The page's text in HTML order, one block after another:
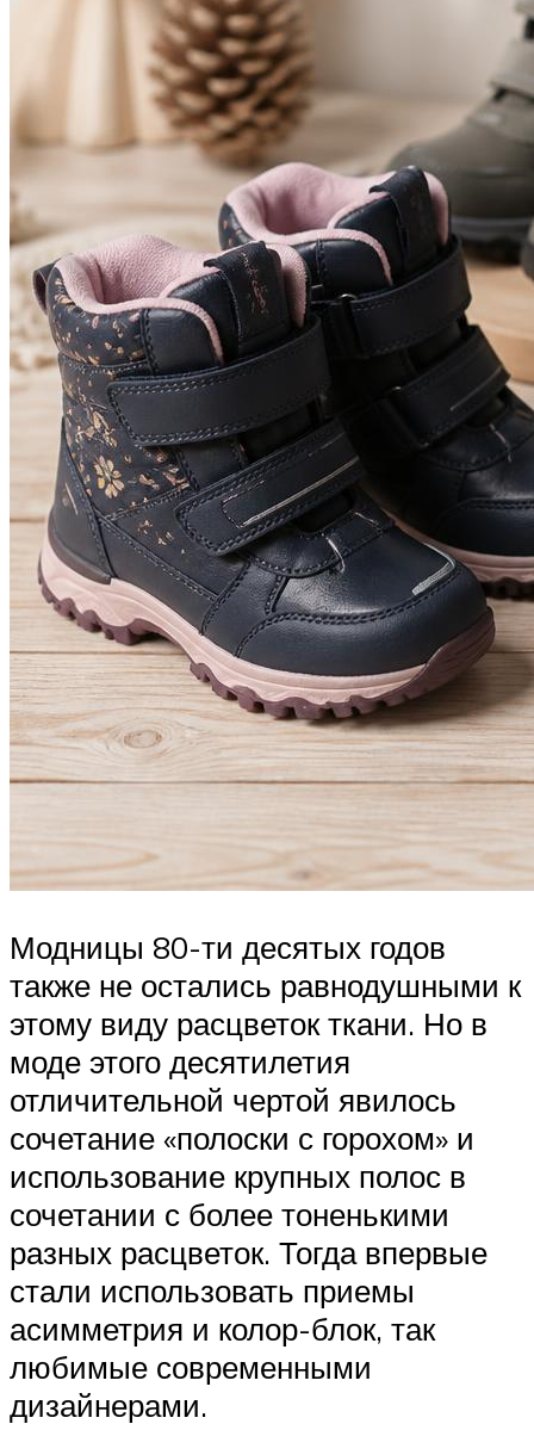
Модницы 80-ти десятых годов
также не остались равнодушными к
этому виду расцветок ткани. Но в
моде этого десятилетия
отличительной чертой явилось
сочетание «полоски с горохом» и
использование крупных полос в
сочетании с более тоненькими
разных расцветок. Тогда впервые
стали использовать приемы
асимметрия и колор-блок, так
любимые современными
дизайнерами.